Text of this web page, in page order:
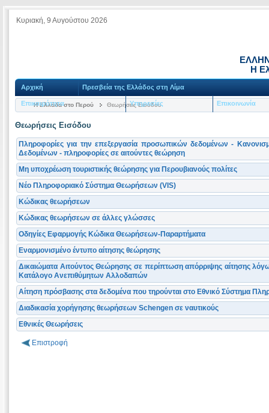
Κυριακή, 9 Αυγούστου 2026
Η
Αρχική Πρεσβεία της Ελλάδος στη Λίμα
Επικαιρότητα Υπηρεσίες Επικοινωνία
Η Ελλάδα στο Περού Θεωρήσεις Εισόδου
Θεωρήσεις Εισόδου
Πληροφορίες για την επεξεργασία προσωπικών δεδομένων -
Δεδομένων - πληροφορίες σε αιτούντες θεώρηση
Μη υποχρέωση τουριστικής θεώρησης για Περουβιανούς πολίτες
Νέο Πληροφοριακό Σύστημα Θεωρήσεων (VIS)
Κώδικας θεωρήσεων
Κώδικας θεωρήσεων σε άλλες γλώσσες
Οδηγίες Εφαρμογής Κώδικα Θεωρήσεων-Παραρτήματα
Εναρμονισμένο έντυπο αίτησης θεώρησης
Δικαιώματα Αιτούντος Θεώρησης σε περίπτωση απόρριψης αίτησης
Κατάλογο Ανεπιθύμητων Αλλοδαπών
Αίτηση πρόσβασης στα δεδομένα που τηρούνται στο Εθνικό Σύστημα
Διαδικασία χορήγησης θεωρήσεων Schengen σε ναυτικούς
Εθνικές Θεωρήσεις
Επιστροφή